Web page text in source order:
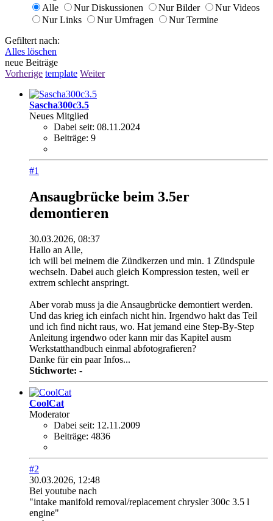
Alle
Nur Diskussionen Nur Bilder
Nur Videos
Nur Links
Nur Umfragen
Nur Termine
Gefiltert nach:
Alles löschen
neue Beiträge
Vorherige template Weiter
Sascha300c3.5
Neues Mitglied
Dabei seit: 08.11.2024
Beiträge: 9
#1
Ansaugbrücke beim 3.5er
demontieren
30.03.2026, 08:37
Hallo an Alle,
ich will bei meinem die Zündkerzen und min. 1 Zündspule
wechseln. Dabei auch gleich Kompression testen, weil er
extrem schlecht anspringt.
Aber vorab muss ja die Ansaugbrücke demontiert werden.
Und das krieg ich einfach nicht hin. Irgendwo hakt das Teil
und ich find nicht raus, wo. Hat jemand eine Step-By-Step
Anleitung irgendwo oder kann mir das Kapitel ausm
Werkstatthandbuch einmal abfotografieren?
Danke für ein paar Infos...
Stichworte: -
CoolCat
Moderator
Dabei seit: 12.11.2009
Beiträge: 4836
#2
30.03.2026, 12:48
Bei youtube nach
"intake manifold removal/replacement chrysler 300c 3.5 l
engine"